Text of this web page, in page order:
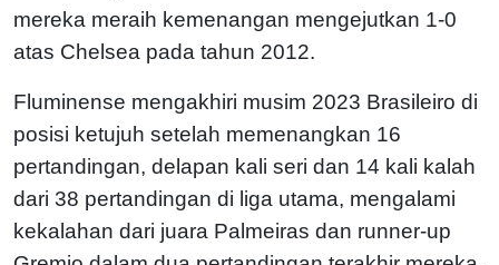
mereka meraih kemenangan mengejutkan 1-0
atas Chelsea pada tahun 2012.
Fluminense mengakhiri musim 2023 Brasileiro di
posisi ketujuh setelah memenangkan 16
pertandingan, delapan kali seri dan 14 kali kalah
dari 38 pertandingan di liga utama, mengalami
kekalahan dari juara Palmeiras dan runner-up